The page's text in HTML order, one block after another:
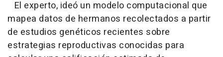
El experto, ideó un modelo computacional que
mapea datos de hermanos recolectados a partir
de estudios genéticos recientes sobre
estrategias reproductivas conocidas para